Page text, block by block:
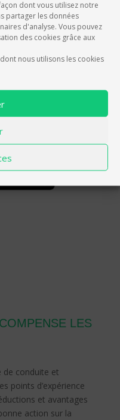
dont vous utilisez notre
partager les données
d'analyse. Vous pouvez
des cookies grâce aux
nous utilisons les cookies
QUI
LES
de conduite et
points d’expérience
et avantages
action sur la